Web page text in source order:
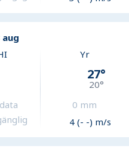
aug
Yr
27°
20°
0 mm
4 (- -) m/s